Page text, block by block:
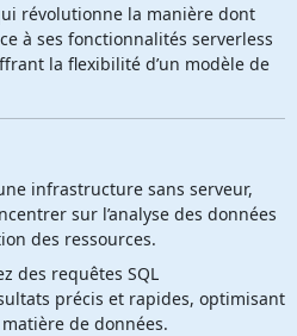
révolutionne la manière dont
à ses fonctionnalités serverless
la flexibilité d’un modèle de
infrastructure sans serveur,
sur l’analyse des données
des ressources.
des requêtes SQL
précis et rapides, optimisant
de données.